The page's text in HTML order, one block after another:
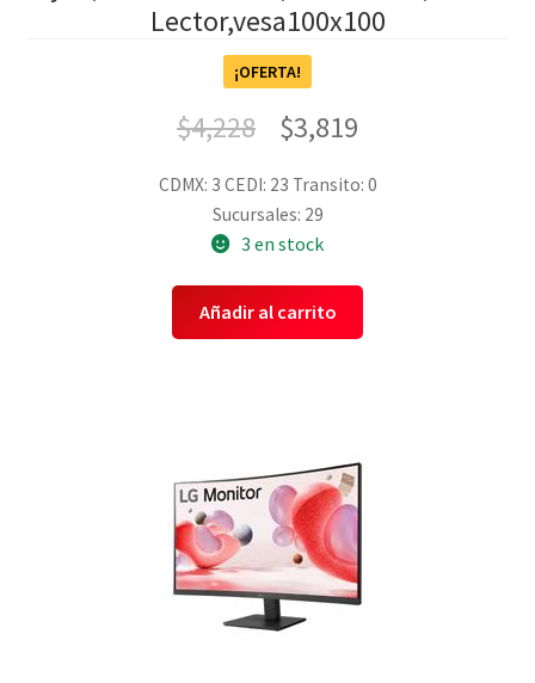
Lector,vesa100x100
¡OFERTA!
$4,228 $3,819
CDMX: 3 CEDI: 23 Transito: 0
Sucursales: 29
3 en stock
Añadir al carrito